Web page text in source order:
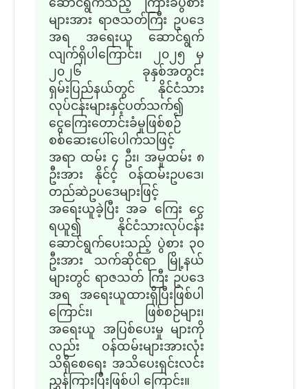
များအား ရာဇသတ်ကြီး ဥပဒေ
အရ အရေးယူ ဆောင်ရွက်
လျက်ရှိပါကြောင်း၊ ၂၀၂၅ မှ
၂၀၂၆ ခုနှစ်အတွင်း
ရှမ်းပြည်နယ်တွင် နိုင်ငံသား
လုပ်ငန်းများနှင့်ပတ်သက်၍
ငွေကြေးတောင်းခံမှုဖြစ်စဉ်
စစ်ဆေးပေါ်ပေါက်သဖြင့်
အရာ ထမ်း ၄ ဦး၊ အမှုထမ်း ၈
ဦးအား နိုင်ငံ့ ဝန်ထမ်းဥပဒေ၊
တည်ဆဲဥပဒေများဖြင့်
အရေးယူခဲ့ပြီး အခ ကြေး ငွေ
ရယူ၍ နိုင်ငံသားလုပ်ငန်း
ဆောင်ရွက်ပေးသည့် ပွဲစား ၃၀
ဦးအား သက်ဆိုင်ရာ မြို့နယ်
များတွင် ရာဇသတ် ကြီး ဥပဒေ
အရ အရေးယူထားရှိပြီးဖြစ်ပါ
ကြောင်း၊ ဖြစ်စဉ်များ၊
အရေးယူ အပြစ်ပေးမှု များကို
လည်း ဝန်ထမ်းများအားလုံး
သိရှိစေရေး အသိပေးရှင်းလင်း
ညွှန်ကြားပြီးဖြစ်ပါ ကြောင်း။